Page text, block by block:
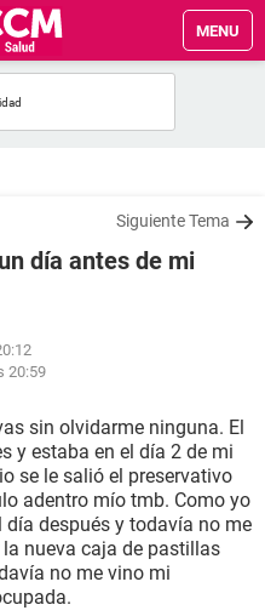
MENU
Siguiente Tema
día antes de mi
20:59
sin olvidarme ninguna. El
y estaba en el día 2 de mi
se le salió el preservativo
adentro mío tmb. Como yo
después y todavía no me
nueva caja de pastillas
no me vino mi